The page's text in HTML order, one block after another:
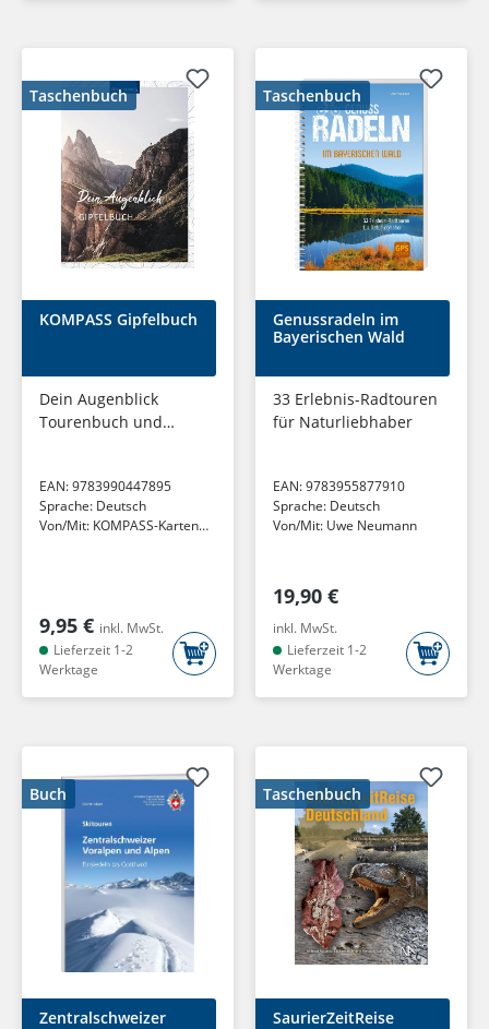
Taschenbuch
KOMPASS Gipfelbuch
Dein Augenblick
Tourenbuch und
EAN:9783990447895
Sprache: Deutsch
Von/Mit: KOMPASS-Karten
9,95 € inkl. MwSt.
Lieferzeit 1-2
Werktage
Taschenbuch
Genussradeln im
Bayerischen Wald
33 Erlebnis-Radtouren
für Naturliebhaber
EAN:9783955877910
Sprache: Deutsch
Von/Mit: Uwe Neumann
19,90 €
inkl. MwSt.
Lieferzeit 1-2
Werktage
Buch
Zentralschweizer
Taschenbuch
SaurierZeitReise